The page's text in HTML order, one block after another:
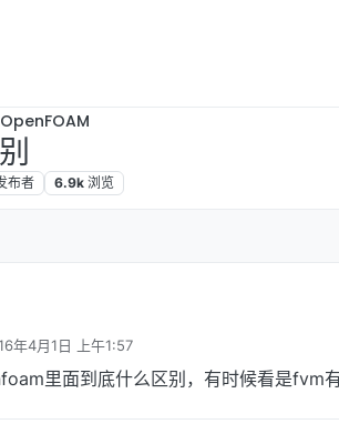
OpenFOAM
布者 6.9k 浏览
年4月1日 上午1:57
辑
里面到底什么区别，有时候看是fvm